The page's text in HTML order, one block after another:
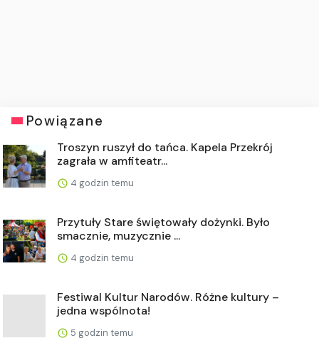
Powiązane
Troszyn ruszył do tańca. Kapela Przekrój
zagrała w amfiteatr...
4 godzin temu
Przytuły Stare świętowały dożynki. Było
smacznie, muzycznie ...
4 godzin temu
Festiwal Kultur Narodów. Różne kultury –
jedna wspólnota!
5 godzin temu